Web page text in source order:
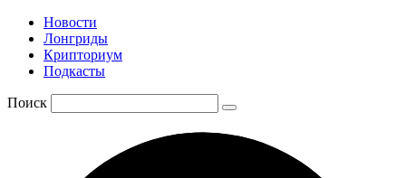
Новости
Лонгриды
Крипториум
Подкасты
Поиск